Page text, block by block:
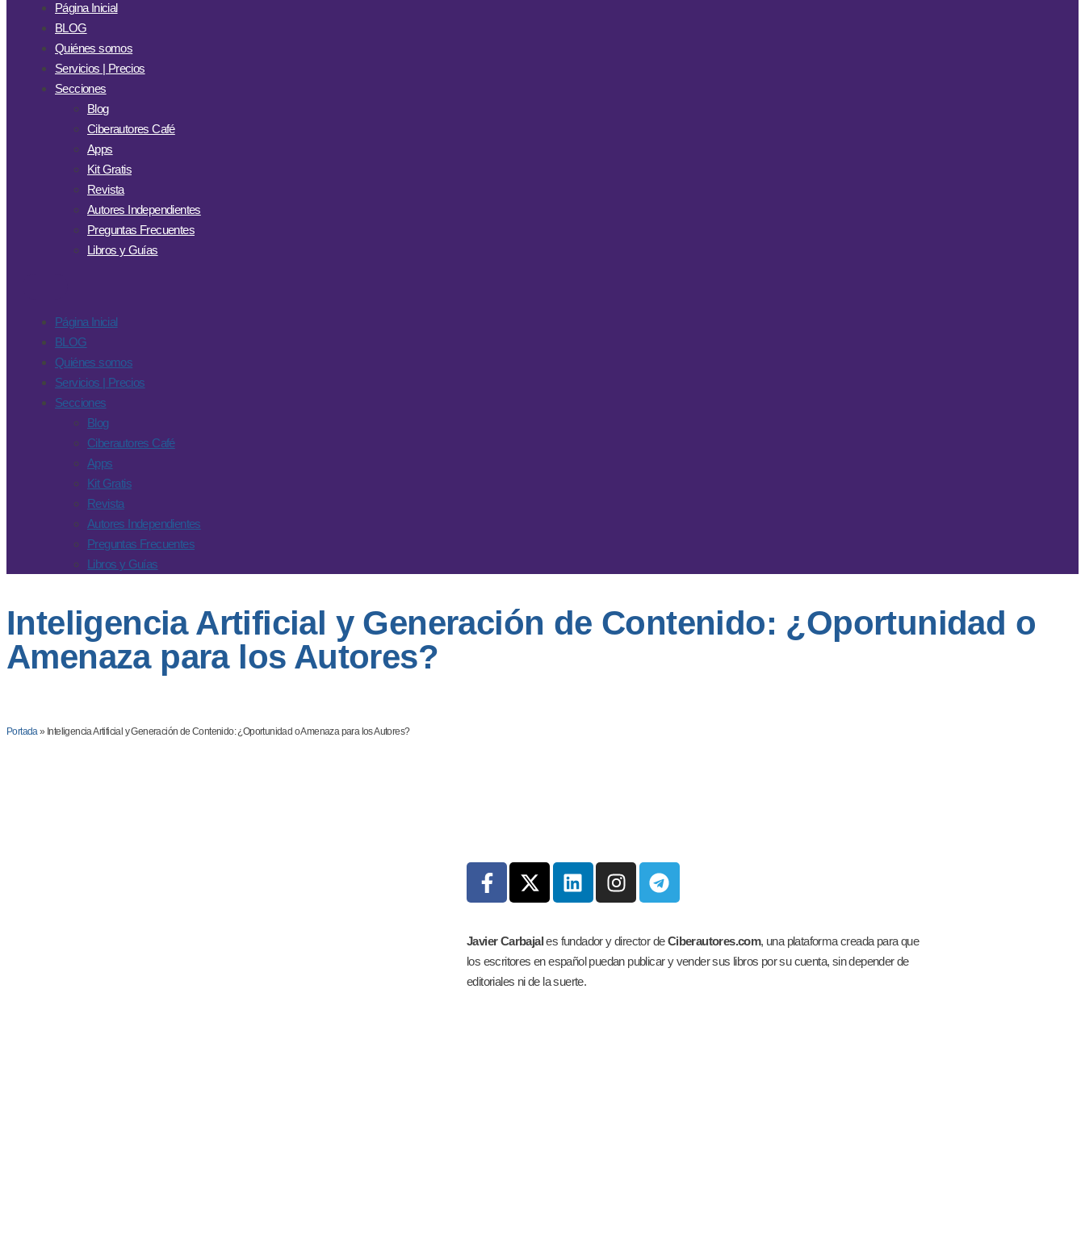
Página Inicial
BLOG
Quiénes somos
Servicios | Precios
Secciones
Blog
Ciberautores Café
Apps
Kit Gratis
Revista
Autores Independientes
Preguntas Frecuentes
Libros y Guías
Página Inicial
BLOG
Quiénes somos
Servicios | Precios
Secciones
Blog
Ciberautores Café
Apps
Kit Gratis
Revista
Autores Independientes
Preguntas Frecuentes
Libros y Guías
Inteligencia Artificial y Generación de Contenido: ¿Oportunidad o
Amenaza para los Autores?
Portada» Inteligencia Artificial y Generación de Contenido: ¿Oportunidad o Amenaza para los Autores?
Javier Carbajales fundador y director deCiberautores.com, una plataforma creada para que
los escritores en español puedan publicar y vender sus libros por su cuenta, sin depender de
editoriales ni de la suerte.